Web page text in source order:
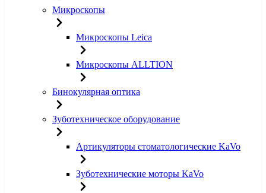
Микроскопы
Микроскопы Leica
Микроскопы ALLTION
Бинокулярная оптика
Зуботехническое оборудование
Артикуляторы стоматологические KaVo
Зуботехнические моторы KaVo